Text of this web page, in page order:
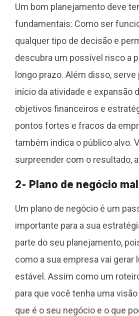
Um bom planejamento deve
fundamentais: Como ser
qualquer tipo de decisão e
descubra um possível risco a
longo prazo. Além disso, serve
início da atividade e expansão
objetivos financeiros e
pontos fortes e fracos da
também indica o público alvo.
surpreender com o resultado,
2- Plano de negócio
Um plano de negócio é um
importante para a sua
parte do seu planejamento,
como a sua empresa vai gerar
estável. Assim como um
para que você tenha uma
que é o seu negócio e o que